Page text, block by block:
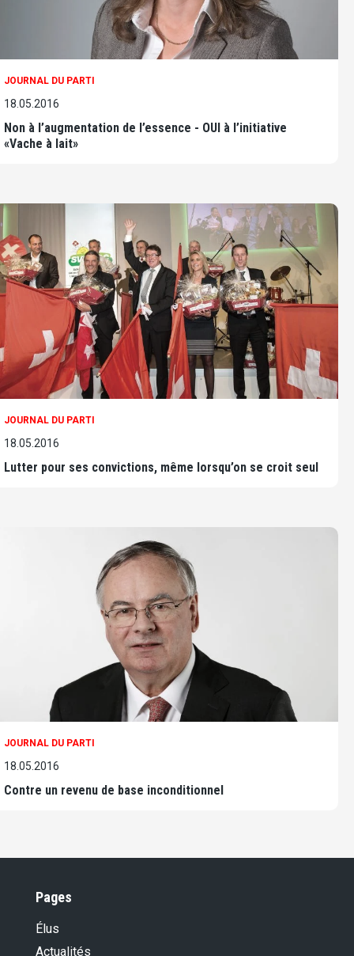
JOURNAL DU PARTI
18.05.2016
Non à l’augmentation de l’essence - OUI à l’initiative
«Vache à lait»
JOURNAL DU PARTI
18.05.2016
Lutter pour ses convictions, même lorsqu’on se croit seul
JOURNAL DU PARTI
18.05.2016
Contre un revenu de base inconditionnel
Pages
Élus
Actualités